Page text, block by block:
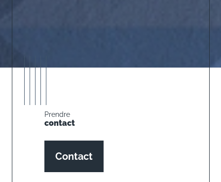
Prendre
contact
Contact